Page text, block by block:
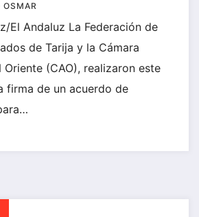
OSMAR
El Andaluz La Federación de
de Tarija y la Cámara
(CAO), realizaron este
firma de un acuerdo de